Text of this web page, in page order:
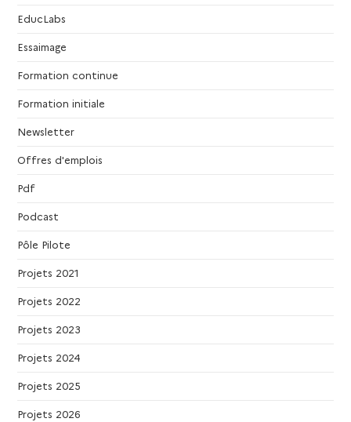
EducLabs
Essaimage
Formation continue
Formation initiale
Newsletter
Offres d'emplois
Pdf
Podcast
Pôle Pilote
Projets 2021
Projets 2022
Projets 2023
Projets 2024
Projets 2025
Projets 2026